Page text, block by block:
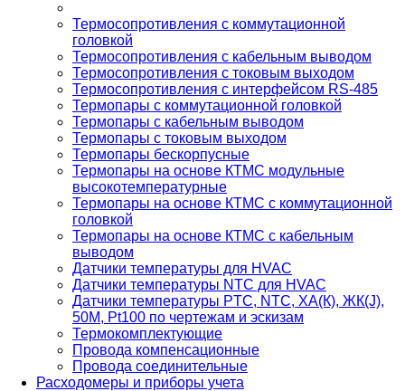
Термосопротивления с коммутационной
головкой
Термосопротивления с кабельным выводом
Термосопротивления с токовым выходом
Термосопротивления с интерфейсом RS-485
Термопары с коммутационной головкой
Термопары с кабельным выводом
Термопары с токовым выходом
Термопары бескорпусные
Термопары на основе КТМС модульные
высокотемпературные
Термопары на основе КТМС с коммутационной
головкой
Термопары на основе КТМС с кабельным
выводом
Датчики температуры для HVAC
Датчики температуры NTC для HVAC
Датчики температуры PTС, NTC, ХА(К), ЖК(J),
50М, Pt100 по чертежам и эскизам
Термокомплектующие
Провода компенсационные
Провода соединительные
Расходомеры и приборы учета